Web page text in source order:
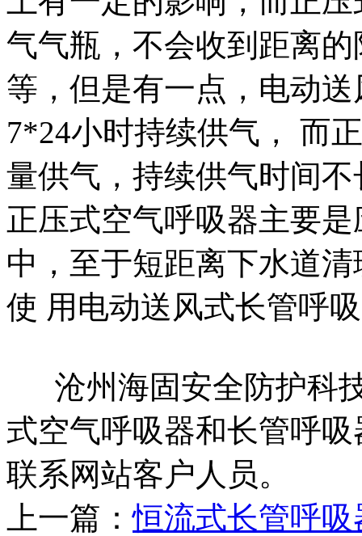
气气瓶，不会收到距离
等，但是有一点，电动
7*24小时持续供气， 而
量供气，持续供气时间
正压式空气呼吸器主要
中，至于短距离下水道
使 用电动送风式长管呼
沧州海固安全防护科
式空气呼吸器和长管呼
联系网站客户人员。
上一篇：恒流式长管呼